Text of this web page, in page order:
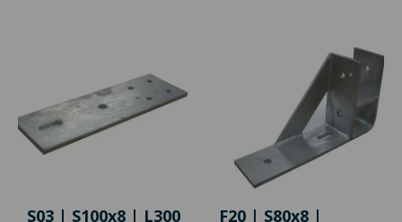
S03 | S100x8 | L300
F20 | S80x8 |